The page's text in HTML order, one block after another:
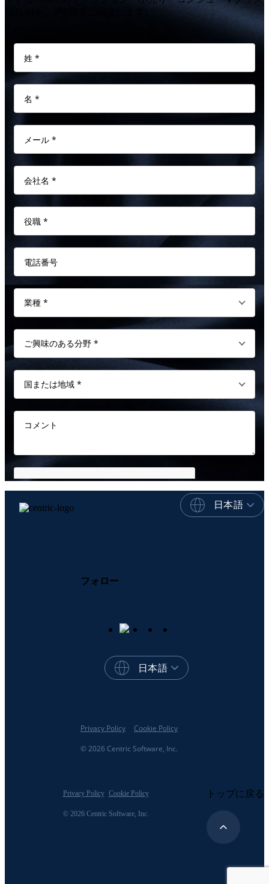
日本語
フォロー
日本語
© 2026 Centric Software, Inc.
Privacy Policy Cookie Policy
© 2026 Centric Software, Inc.
Privacy Policy Cookie Policy トップに戻る